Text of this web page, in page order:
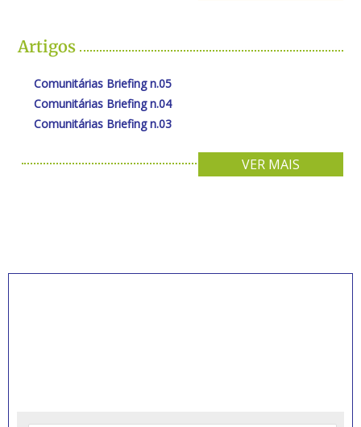
Artigos
Comunitárias Briefing n.05
Comunitárias Briefing n.04
Comunitárias Briefing n.03
VER MAIS